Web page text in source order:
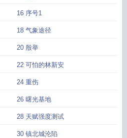
16 序号1
18 气象途径
20 殷举
22 可怕的林新安
24 重伤
26 曙光基地
28 天赋强度测试
30 镇北城沦陷